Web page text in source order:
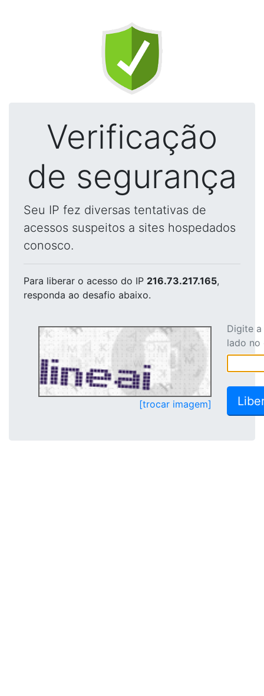
Verificação
de segurança
Seu IP fez diversas tentativas de
acessos suspeitos a sites hospedados
conosco.
Para liberar o acesso do IP 216.73.217.165,
responda ao desafio abaixo.
[trocar imagem]
Digite
lado no